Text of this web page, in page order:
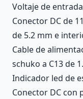
Voltaje de entrada
Conector DC de
de 5.2 mm e
Cable de
schuko a C13 de
Indicador led de
Conector DC